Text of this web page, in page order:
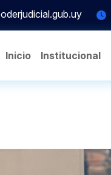
Inicio Institucional